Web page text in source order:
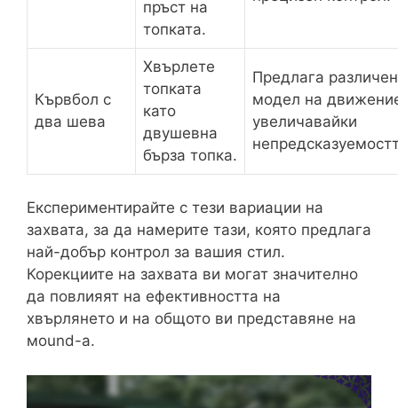
пръст на
топката.
Кървбол с
два шева
Хвърлете
топката
като
двушевна
бърза топка.
Предлага различен
модел на
увеличавайки
Експериментирайте с тези вариации на
захвата, за да намерите тази, която предлага
най-добър контрол за вашия стил.
Корекциите на захвата ви могат значително
да повлияят на ефективността на
хвърлянето и на общото ви представяне на
мound-а.